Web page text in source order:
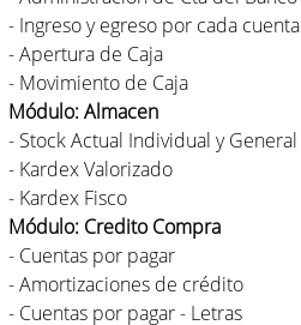
- Ingreso y egreso por cada cuenta
- Apertura de Caja
- Movimiento de Caja
Módulo: Almacen
- Stock Actual Individual y General
- Kardex Valorizado
- Kardex Fisco
Módulo: Credito Compra
- Cuentas por pagar
- Amortizaciones de crédito
- Cuentas por pagar - Letras